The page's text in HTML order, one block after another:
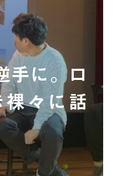
手に。ロ
々に話